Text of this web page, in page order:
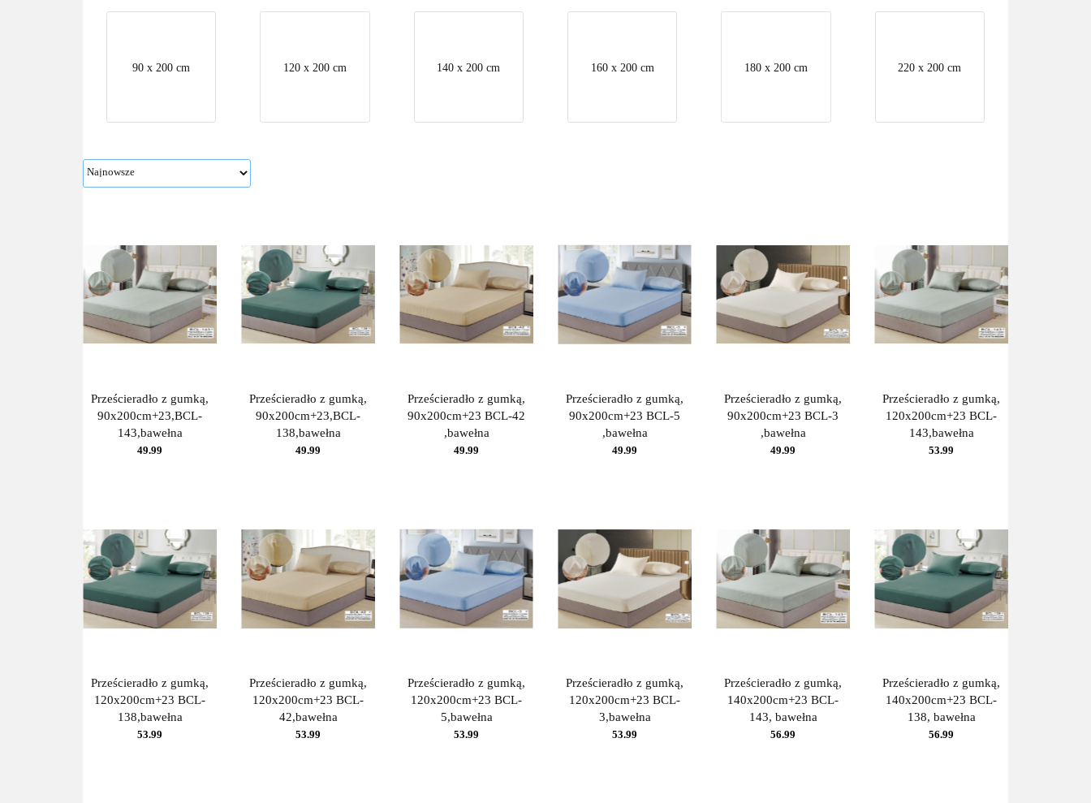
90 x 200 cm 120 x 200 cm 140 x 200 cm 160 x 200 cm 180 x 200 cm 220 x 200 cm
Prześcieradło z gumką,
90x200cm+23,BCL-
143,bawełna
49.99
Prześcieradło z gumką,
90x200cm+23,BCL-
138,bawełna
49.99
Prześcieradło z gumką,
90x200cm+23 BCL-42
,bawełna
49.99
Prześcieradło z gumką,
90x200cm+23 BCL-5
,bawełna
49.99
Prześcieradło z gumką,
90x200cm+23 BCL-3
,bawełna
49.99
Prześcieradło z gumką,
120x200cm+23 BCL-
143,bawełna
53.99
Prześcieradło z gumką,
120x200cm+23 BCL-
138,bawełna
53.99
Prześcieradło z gumką,
120x200cm+23 BCL-
42,bawełna
53.99
Prześcieradło z gumką,
120x200cm+23 BCL-
5,bawełna
53.99
Prześcieradło z gumką,
120x200cm+23 BCL-
3,bawełna
53.99
Prześcieradło z gumką,
140x200cm+23 BCL-
143, bawełna
56.99
Prześcieradło z gumką,
140x200cm+23 BCL-
138, bawełna
56.99